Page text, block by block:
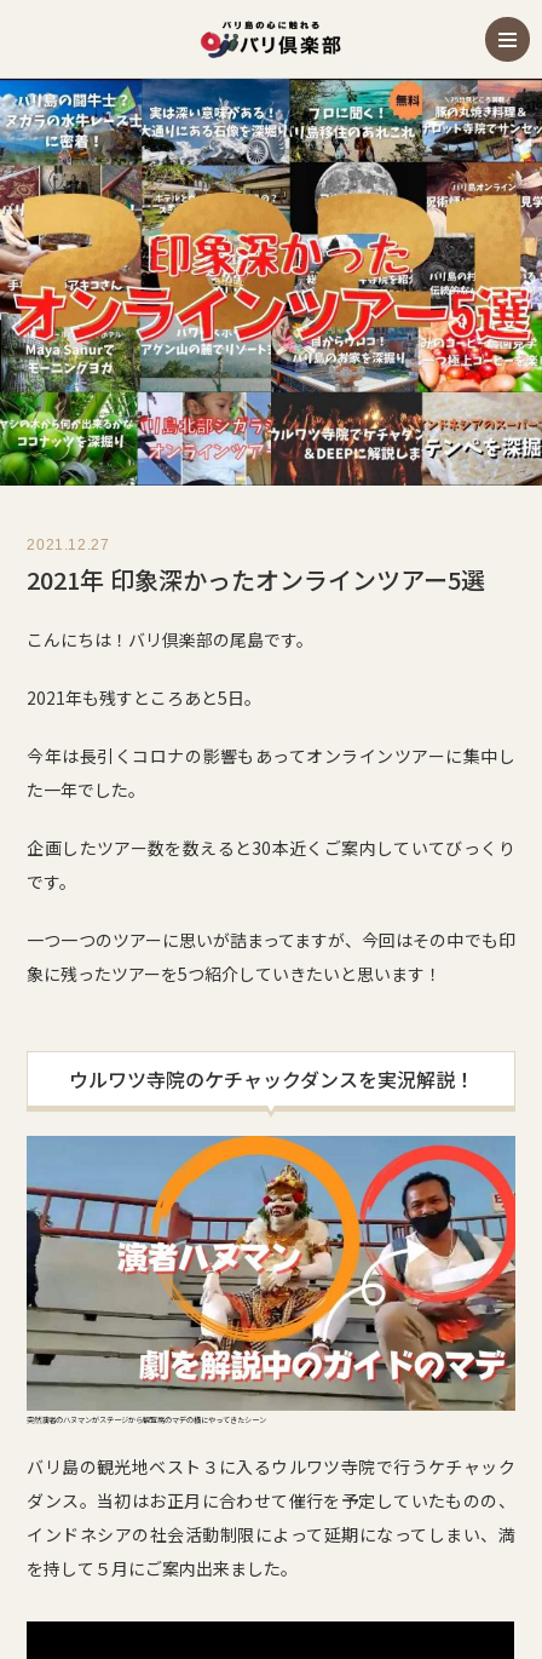
2021.12.27
2021年 印象深かったオンラインツアー5選
こんにちは！バリ倶楽部の尾島です。
2021年も残すところあと5日。
今年は長引くコロナの影響もあってオンラインツアーに集中し
た一年でした。
企画したツアー数を数えると30本近くご案内していてびっくり
です。
一つ一つのツアーに思いが詰まってますが、今回はその中でも印
象に残ったツアーを5つ紹介していきたいと思います！
ウルワツ寺院のケチャックダンスを実況解説！
突然演者のハヌマンがステージから観覧席のマデの横にやってきたシーン
バリ島の観光地ベスト３に入るウルワツ寺院で行うケチャック
ダンス。当初はお正月に合わせて催行を予定していたものの、
インドネシアの社会活動制限によって延期になってしまい、満
を持して５月にご案内出来ました。